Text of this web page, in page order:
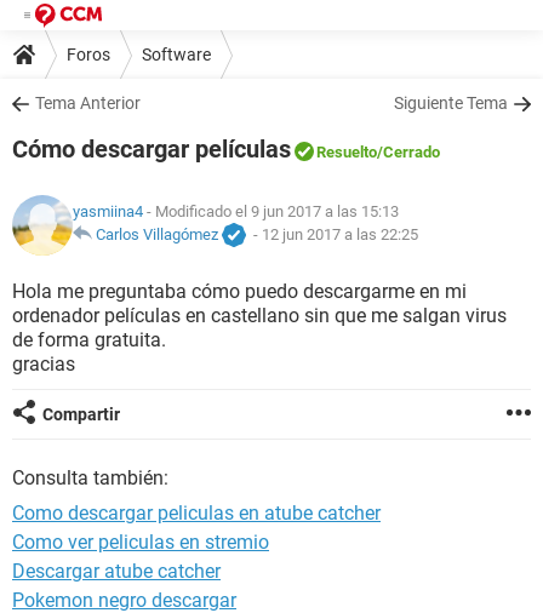
Foros Software
Tema Anterior Siguiente Tema
Cómo descargar películas Resuelto/Cerrado
yasmiina4 - Modificado el 9 jun 2017 a las 15:13
Carlos Villagómez
- 12 jun 2017 a las 22:25
Hola me preguntaba cómo puedo descargarme en mi
ordenador películas en castellano sin que me salgan virus
de forma gratuita.
gracias
Compartir
Consulta también:
Como descargar peliculas en atube catcher
Como ver peliculas en stremio
Descargar atube catcher
Pokemon negro descargar